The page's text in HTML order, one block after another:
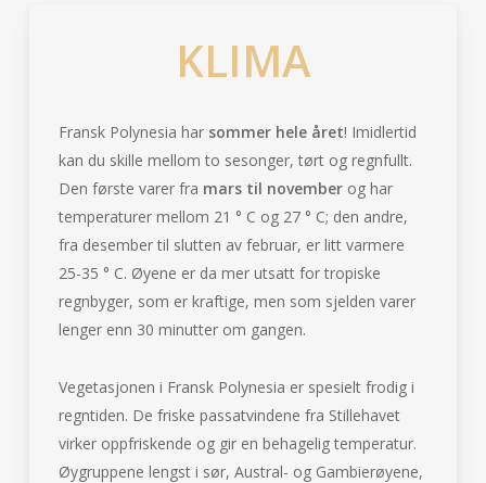
KLIMA
Fransk Polynesia har sommer hele året! Imidlertid
kan du skille mellom to sesonger, tørt og regnfullt.
Den første varer fra mars til novemberog har
temperaturer mellom 21 ° C og 27 ° C; den andre,
fra desember til slutten av februar, er litt varmere
25-35 ° C. Øyene er da mer utsatt for tropiske
regnbyger, som er kraftige, men som sjelden varer
lenger enn 30 minutter om gangen.
Vegetasjonen i Fransk Polynesia er spesielt frodig i
regntiden. De friske passatvindene fra Stillehavet
virker oppfriskende og gir en behagelig temperatur.
Øygruppene lengst i sør, Austral- og Gambierøyene,